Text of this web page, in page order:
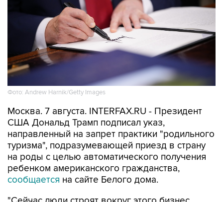
Фото: Andrew Harnik/Getty Images
Москва. 7 августа. INTERFAX.RU - Президент
США Дональд Трамп подписал указ,
направленный на запрет практики "родильного
туризма", подразумевающей приезд в страну
на роды с целью автоматического получения
ребенком американского гражданства,
сообщается на сайте Белого дома.